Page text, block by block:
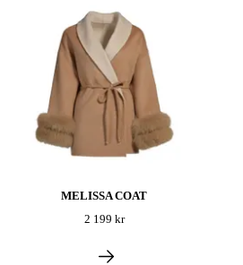
MELISSA COAT
2 199 kr